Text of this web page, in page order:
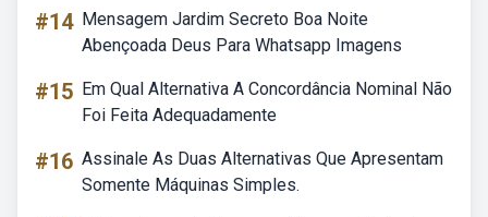
#14 Mensagem Jardim Secreto Boa Noite
Abençoada Deus Para Whatsapp Imagens
#15 Em Qual Alternativa A Concordância Nominal Não
Foi Feita Adequadamente
#16 Assinale As Duas Alternativas Que Apresentam
Somente Máquinas Simples.